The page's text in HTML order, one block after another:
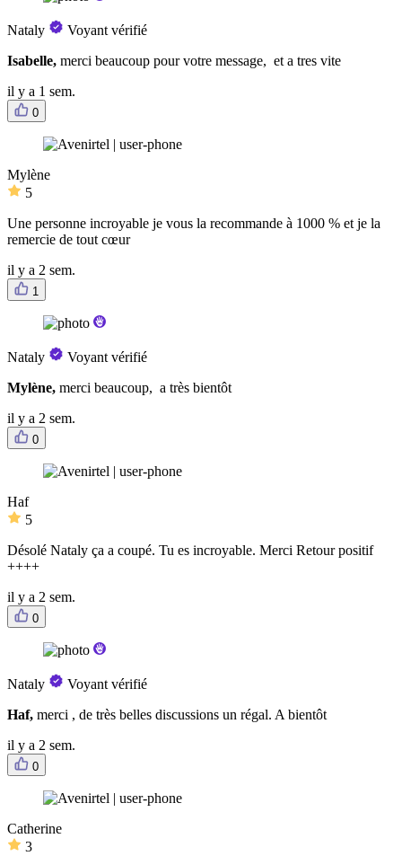
Nataly
Voyant vérifié
Isabelle, merci beaucoup pour votre message, et a tres vite
il y a 1 sem.
0
Mylène
5
Une personne incroyable je vous la recommande à 1000 % et je la
remercie de tout cœur
il y a 2 sem.
1
Nataly
Voyant vérifié
Mylène, merci beaucoup, a très bientôt
il y a 2 sem.
0
Haf
5
Désolé Nataly ça a coupé. Tu es incroyable. Merci Retour positif
++++
il y a 2 sem.
0
Nataly
Voyant vérifié
Haf, merci , de très belles discussions un régal. A bientôt
il y a 2 sem.
0
Catherine
3